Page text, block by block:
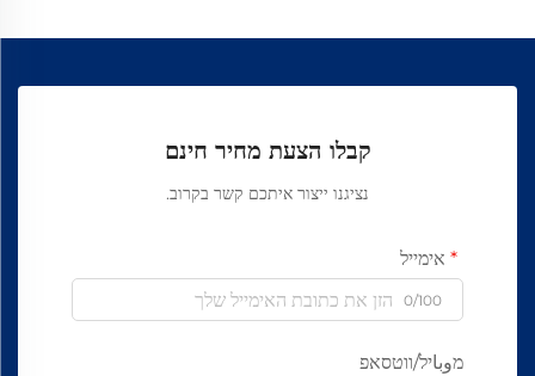
קבלו הצעת מחיר חינם
נציגנו ייצור איתכם קשר בקרוב.
אימייל
0/100
מوباיל/ווטסאפ